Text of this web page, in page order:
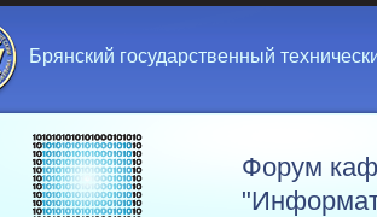
Брянский государственный
Форум